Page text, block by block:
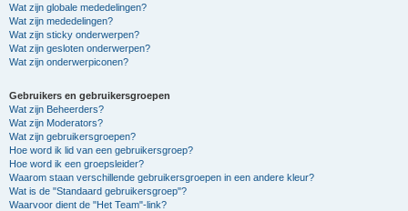
Wat zijn globale mededelingen?
Wat zijn mededelingen?
Wat zijn sticky onderwerpen?
Wat zijn gesloten onderwerpen?
Wat zijn onderwerpiconen?
Gebruikers en gebruikersgroepen
Wat zijn Beheerders?
Wat zijn Moderators?
Wat zijn gebruikersgroepen?
Hoe word ik lid van een gebruikersgroep?
Hoe word ik een groepsleider?
Waarom staan verschillende gebruikersgroepen in een andere kleur?
Wat is de "Standaard gebruikersgroep"?
Waarvoor dient de "Het Team"-link?